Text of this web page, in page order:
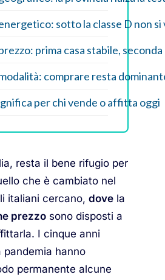
sotto la classe D non si
prima casa stabile,
comprare resta
per chi vende o affitta oggi
resta il bene rifugio per
che è cambiato nel
italiani cercano, dove la
prezzo sono disposti a
I cinque anni
hanno
permanente alcune